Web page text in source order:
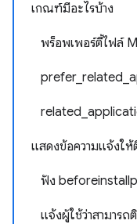
เกณฑ์มีอะไรบ้าง
พร็อพเพอร์ตี้ไฟล์
แสดงข้อความแจ้งให้
ฟัง
แจ้งผู้ใช้ว่าสามารถ